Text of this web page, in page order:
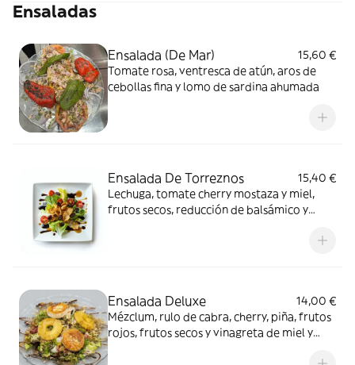
Ensaladas
Ensalada (De Mar)
15,60 €
Tomate rosa, ventresca de atún, aros de
cebollas fina y lomo de sardina ahumada
Ensalada De Torreznos
15,40 €
Lechuga, tomate cherry mostaza y miel,
frutos secos, reducción de balsámico y
Ensalada Deluxe
14,00 €
Mézclum, rulo de cabra, cherry, piña, frutos
rojos, frutos secos y vinagreta de miel y